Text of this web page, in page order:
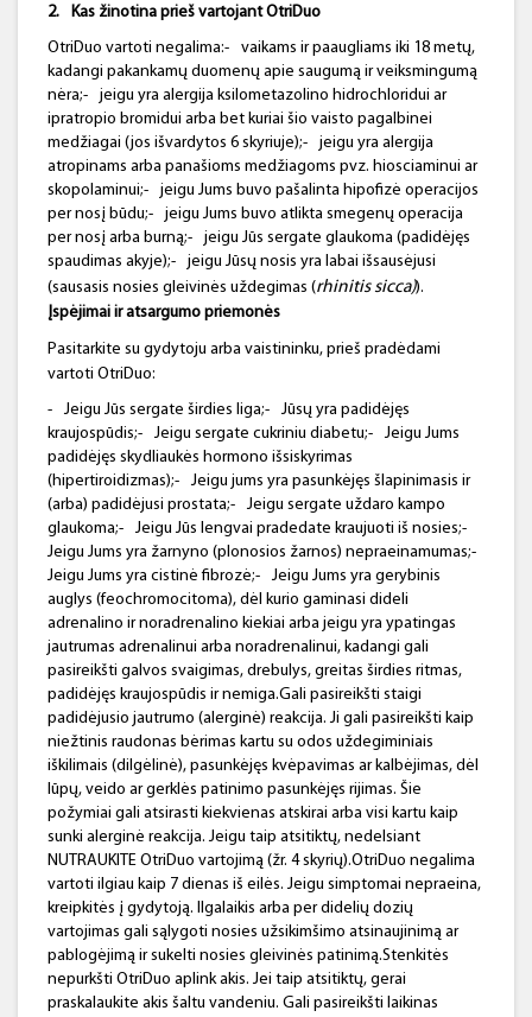
2.
Kas žinotina prieš vartojant OtriDuo
OtriDuo vartoti negalima:-
vaikams ir paaugliams iki 18 metų,
kadangi pakankamų duomenų apie saugumą ir veiksmingumą
nėra;-
jeigu yra alergija ksilometazolino hidrochloridui ar
ipratropio bromidui arba bet kuriai šio vaisto pagalbinei
medžiagai (jos išvardytos 6 skyriuje);-
jeigu yra alergija
atropinams arba panašioms medžiagoms pvz. hiosciaminui ar
skopolaminui;-
jeigu Jums buvo pašalinta hipofizė operacijos
per nosį būdu;-
jeigu Jums buvo atlikta smegenų operacija
per nosį arba burną;-
jeigu Jūs sergate glaukoma (padidėjęs
spaudimas akyje);-
jeigu Jūsų nosis yra labai išsausėjusi
(sausasis nosies gleivinės uždegimas (rhinitis sicca)).
Įspėjimai iratsargumo priemonės
Pasitarkite su gydytoju arba vaistininku, prieš pradėdami
vartoti OtriDuo:
-
Jeigu Jūs sergate širdies liga;-
Jūsų yra padidėjęs
kraujospūdis;-
Jeigu sergate cukriniu diabetu;-
Jeigu Jums
padidėjęs skydliaukės hormono išsiskyrimas
(hipertiroidizmas);-
Jeigu jums yra pasunkėjęs šlapinimasis ir
(arba) padidėjusi prostata;-
Jeigu sergate uždaro kampo
glaukoma;-
Jeigu Jūs lengvai pradedate kraujuoti iš nosies;-
Jeigu Jums yra žarnyno (plonosios žarnos) nepraeinamumas;-
Jeigu Jums yra cistinė fibrozė;-
Jeigu Jums yra gerybinis
auglys (feochromocitoma), dėl kurio gaminasi dideli
adrenalino ir noradrenalino kiekiai arba jeigu yra ypatingas
jautrumas adrenalinui arba noradrenalinui, kadangi gali
pasireikšti galvos svaigimas, drebulys, greitas širdies ritmas,
padidėjęs kraujospūdis ir nemiga.Gali pasireikšti staigi
padidėjusio jautrumo (alerginė) reakcija. Ji gali pasireikšti kaip
niežtinis raudonas bėrimas kartu su odos uždegiminiais
iškilimais (dilgėlinė), pasunkėjęs kvėpavimas ar kalbėjimas, dėl
lūpų, veido ar gerklės patinimo pasunkėjęs rijimas. Šie
požymiai gali atsirasti kiekvienas atskirai arba visi kartu kaip
sunki alerginė reakcija. Jeigu taip atsitiktų, nedelsiant
NUTRAUKITE OtriDuo vartojimą (žr. 4 skyrių).OtriDuo negalima
vartoti ilgiau kaip 7 dienas iš eilės. Jeigu simptomai nepraeina,
kreipkitės į gydytoją. Ilgalaikis arba per didelių dozių
vartojimas gali sąlygoti nosies užsikimšimo atsinaujinimą ar
pablogėjimą ir sukelti nosies gleivinės patinimą.Stenkitės
nepurkšti OtriDuo aplink akis. Jei taip atsitiktų, gerai
praskalaukite akis šaltu vandeniu. Gali pasireikšti laikinas